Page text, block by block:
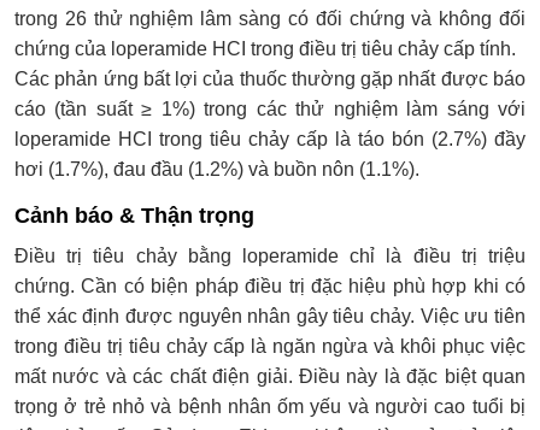
trong 26 thử nghiệm lâm sàng có đối chứng và không đối
chứng của loperamide HCI trong điều trị tiêu chảy cấp tính.
Các phản ứng bất lợi của thuốc thường gặp nhất được báo
cáo (tần suất ≥ 1%) trong các thử nghiệm làm sáng với
loperamide HCI trong tiêu chảy cấp là táo bón (2.7%) đầy
hơi (1.7%), đau đầu (1.2%) và buồn nôn (1.1%).
Cảnh báo & Thận trọng
Điều trị tiêu chảy bằng loperamide chỉ là điều trị triệu
chứng. Cần có biện pháp điều trị đặc hiệu phù hợp khi có
thể xác định được nguyên nhân gây tiêu chảy. Việc ưu tiên
trong điều trị tiêu chảy cấp là ngăn ngừa và khôi phục việc
mất nước và các chất điện giải. Điều này là đặc biệt quan
trọng ở trẻ nhỏ và bệnh nhân ốm yếu và người cao tuổi bị